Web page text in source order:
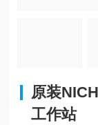
原装
工作站